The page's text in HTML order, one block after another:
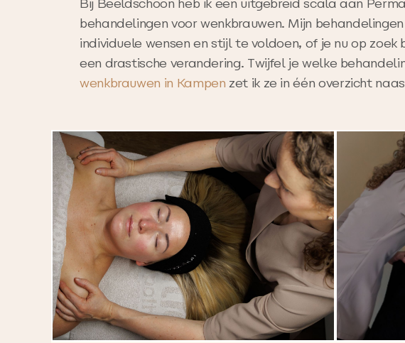
Bij Beeldschoon heb ik een uitgebreid scala aan
behandelingen voor wenkbrauwen. Mijn
individuele wensen en stijl te voldoen, of je nu op
een drastische verandering. Twijfel je welke
wenkbrauwen in Kampen zet ik ze in één overzicht